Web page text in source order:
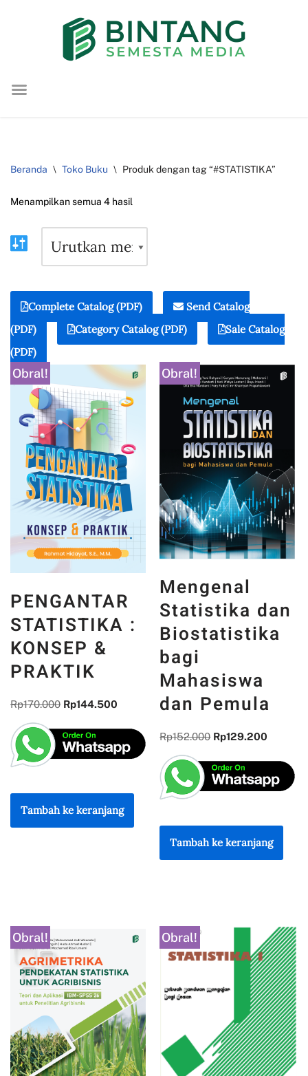
konten
Beranda \ Toko Buku \ Produk dengan tag “#STATISTIKA”
Menampilkan semua 4 hasil
Complete Catalog (PDF)
Send Catalog
(PDF)
Category Catalog (PDF)
Sale Catalog
(PDF)
Obral!
PENGANTAR
STATISTIKA :
KONSEP &
PRAKTIK
Rp170.000 Rp144.500
Tambah ke keranjang
Obral!
Mengenal
Statistika dan
Biostatistika
bagi
Mahasiswa
dan Pemula
Rp152.000 Rp129.200
Tambah ke keranjang
Obral! Obral!